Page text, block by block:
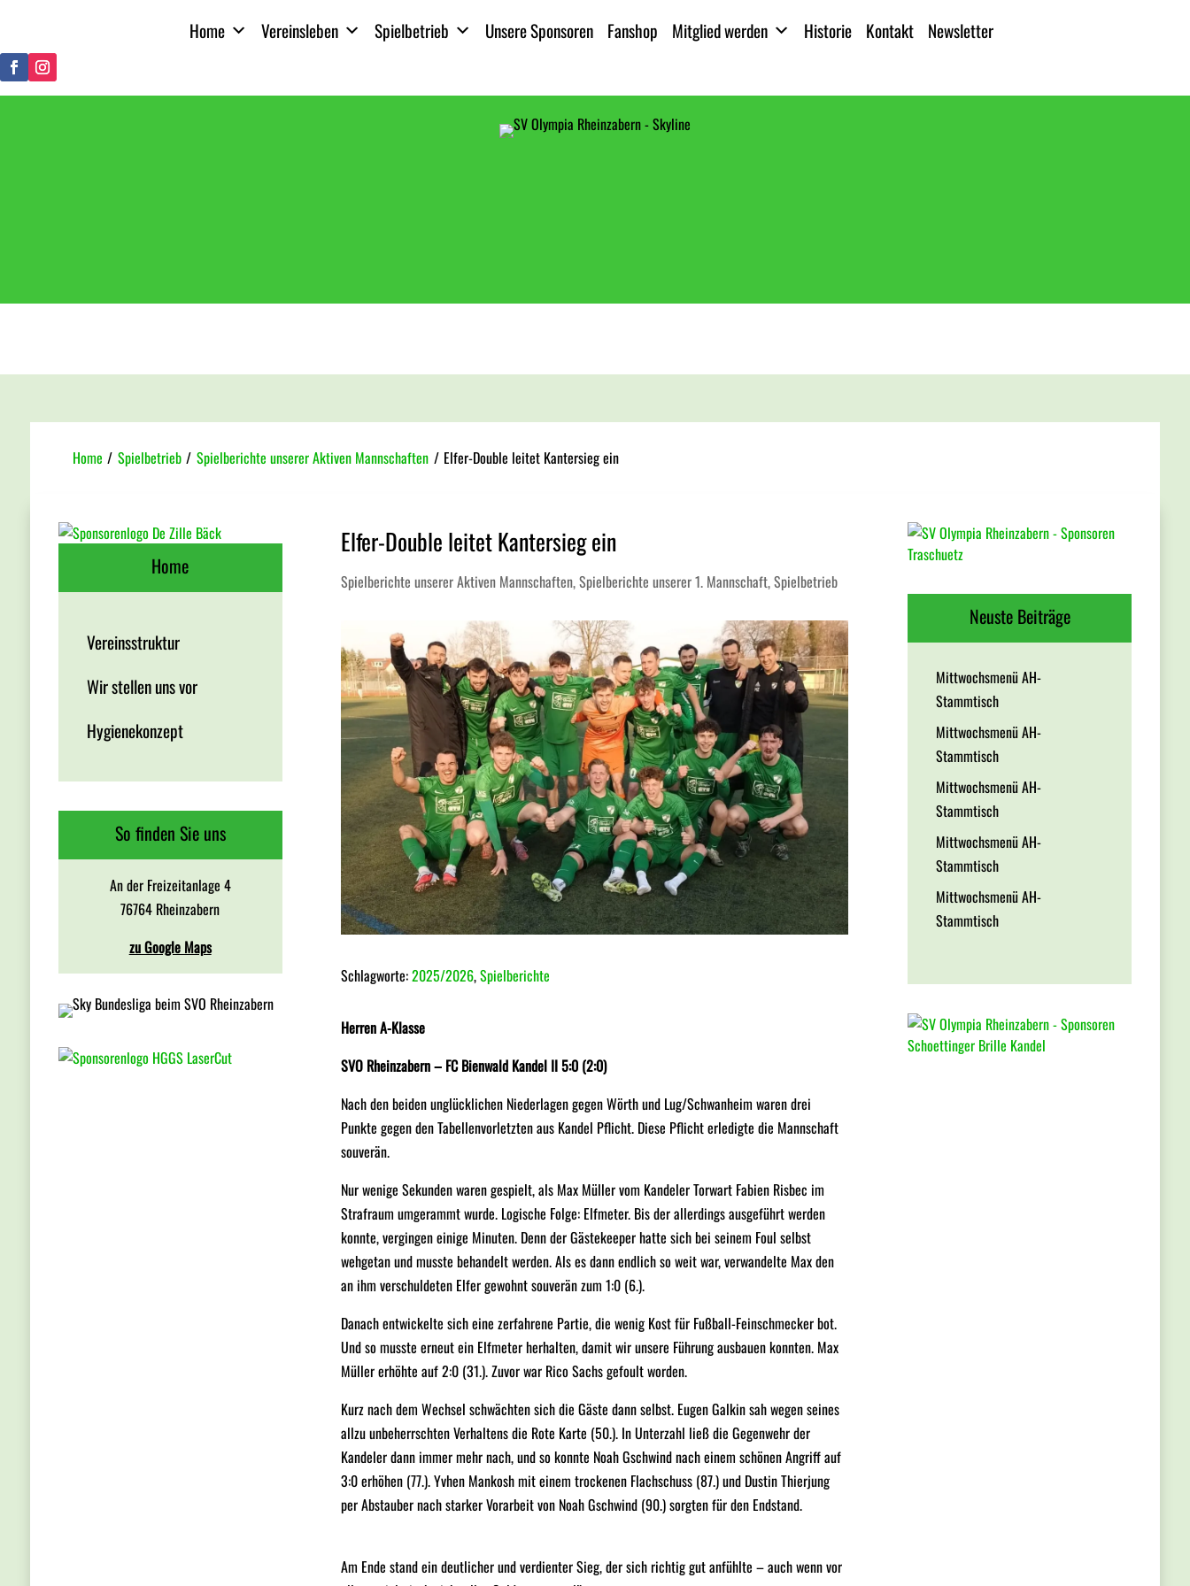
Home Vereinsleben Spielbetrieb Unsere Sponsoren Fanshop Mitglied werden Historie Kontakt Newsletter
Home / Spielbetrieb / Spielberichte unserer Aktiven Mannschaften / Elfer-Double leitet Kantersieg ein
Home
Vereinsstruktur
Wir stellen uns vor
Hygienekonzept
So finden Sie uns
An der Freizeitanlage 4
76764 Rheinzabern
zu Google Maps
Elfer-Double leitet Kantersieg ein
Spielberichte unserer Aktiven Mannschaften,Spielberichte unserer 1. Mannschaft,Spielbetrieb
Schlagworte:2025/2026,Spielberichte
Herren A-Klasse
SVO Rheinzabern – FC Bienwald Kandel II 5:0 (2:0)
Nach den beiden unglücklichen Niederlagen gegen Wörth und Lug/Schwanheim waren drei
Punkte gegen den Tabellenvorletzten aus Kandel Pflicht. Diese Pflicht erledigte die Mannschaft
souverän.
Nur wenige Sekunden waren gespielt, als Max Müller vom Kandeler Torwart Fabien Risbec im
Strafraum umgerammt wurde. Logische Folge: Elfmeter. Bis der allerdings ausgeführt werden
konnte, vergingen einige Minuten. Denn der Gästekeeper hatte sich bei seinem Foul selbst
wehgetan und musste behandelt werden. Als es dann endlich so weit war, verwandelte Max den
an ihm verschuldeten Elfer gewohnt souverän zum 1:0 (6.).
Danach entwickelte sich eine zerfahrene Partie, die wenig Kost für Fußball-Feinschmecker bot.
Und so musste erneut ein Elfmeter herhalten, damit wir unsere Führung ausbauen konnten. Max
Müller erhöhte auf 2:0 (31.). Zuvor war Rico Sachs gefoult worden.
Kurz nach dem Wechsel schwächten sich die Gäste dann selbst. Eugen Galkin sah wegen seines
allzu unbeherrschten Verhaltens die Rote Karte (50.). In Unterzahl ließ die Gegenwehr der
Kandeler dann immer mehr nach, und so konnte Noah Gschwind nach einem schönen Angriff auf
3:0 erhöhen (77.). Yvhen Mankosh mit einem trockenen Flachschuss (87.) und Dustin Thierjung
per Abstauber nach starker Vorarbeit von Noah Gschwind (90.) sorgten für den Endstand.
Am Ende stand ein deutlicher und verdienter Sieg, der sich richtig gut anfühlte – auch wenn vor
Neuste Beiträge
Mittwochsmenü AH-
Stammtisch
Mittwochsmenü AH-
Stammtisch
Mittwochsmenü AH-
Stammtisch
Mittwochsmenü AH-
Stammtisch
Mittwochsmenü AH-
Stammtisch